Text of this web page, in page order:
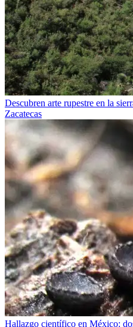
Descubren arte rupestre en la
Zacatecas
Hallazgo científico en México: